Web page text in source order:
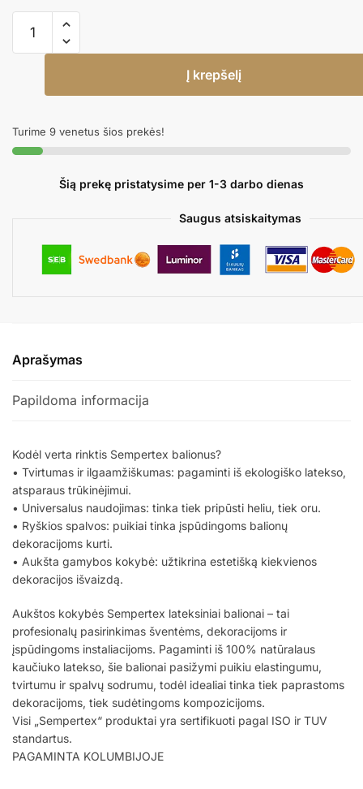
kiekis:
FASHION
Į krepšelį
Turime 9 venetus šios prekės!
Šią prekę pristatysime per 1-3 darbo dienas
Saugus atsiskaitymas
Aprašymas
Papildoma informacija
Kodėl verta rinktis Sempertex balionus?
• Tvirtumas ir ilgaamžiškumas: pagaminti iš ekologiško latekso,
atsparaus trūkinėjimui.
• Universalus naudojimas: tinka tiek pripūsti heliu, tiek oru.
• Ryškios spalvos: puikiai tinka įspūdingoms balionų
dekoracijoms kurti.
• Aukšta gamybos kokybė: užtikrina estetišką kiekvienos
dekoracijos išvaizdą.
Aukštos kokybės Sempertex lateksiniai balionai – tai
profesionalų pasirinkimas šventėms, dekoracijoms ir
įspūdingoms instaliacijoms. Pagaminti iš 100% natūralaus
kaučiuko latekso, šie balionai pasižymi puikiu elastingumu,
tvirtumu ir spalvų sodrumu, todėl idealiai tinka tiek paprastoms
dekoracijoms, tiek sudėtingoms kompozicijoms.
Visi „Sempertex“ produktai yra sertifikuoti pagal ISO ir TUV
standartus.
PAGAMINTA KOLUMBIJOJE